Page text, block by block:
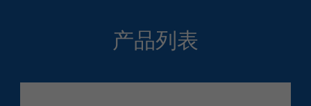
产品列表